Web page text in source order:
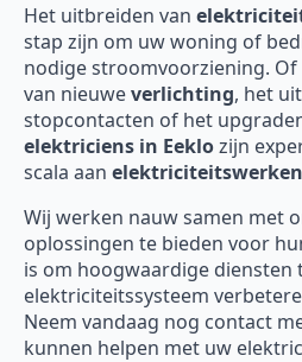
Het uitbreiden van
stap zijn om uw woning of
nodige stroomvoorziening.
van nieuweverlichting, het
stopcontacten of het
elektriciens in Eeklozijn
scala aan elektriciteitswerken
Wij werken nauw samen met
oplossingen te bieden voor
is om hoogwaardige diensten
elektriciteitssysteem
Neem vandaag nog contact
kunnen helpen met uw